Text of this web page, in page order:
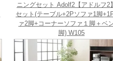
ニングセット Adolf2【アドルフ2
セット(テーブル+2Pソファ1脚
ァ2脚+コーナーソファ１脚＋ベ
脚) W105